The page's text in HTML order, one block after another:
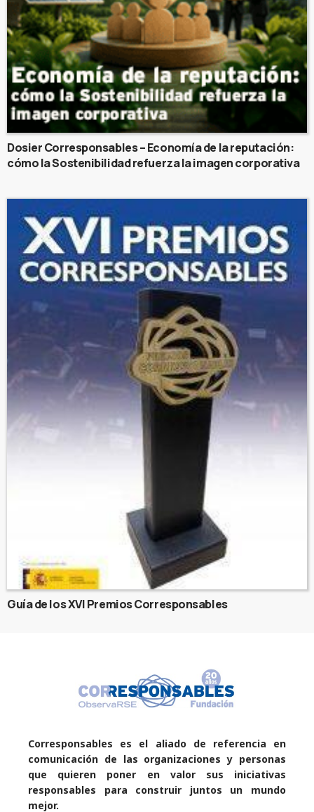
Dosier Corresponsables – Economía de la reputación:
cómo la Sostenibilidad refuerza la imagen corporativa
Guía de los XVI Premios Corresponsables
Corresponsables es el aliado de referencia en
comunicación de las organizaciones y personas
que quieren poner en valor sus iniciativas
responsables para construir juntos un mundo
mejor.